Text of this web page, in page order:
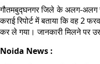
गौतमबुद्घनगर जिले के अलग-अलग
कराई रिपोर्ट में बताया कि वह
कर ले गया। जानकारी मिलने पर
Noida News :